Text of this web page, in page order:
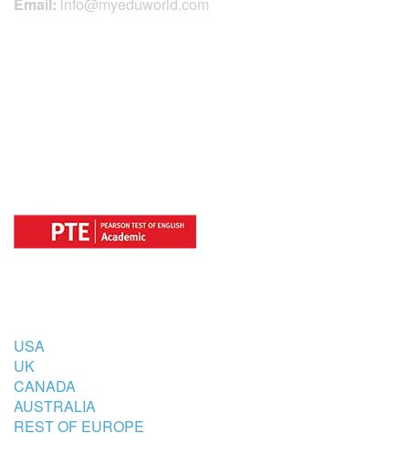
USA
UK
CANADA
AUSTRALIA
REST OF EUROPE